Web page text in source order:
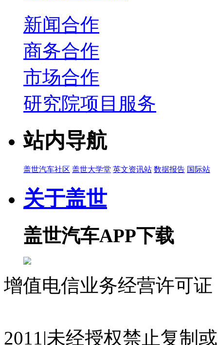
新闻合作
商务合作
市场合作
研究院项目服务
站内导航
盖世汽车社区 盖世大学堂 英文资讯站 数据报告 国际站
关于盖世
盖世汽车APP下载
增值电信业务经营许可
2011|未经授权禁止复制